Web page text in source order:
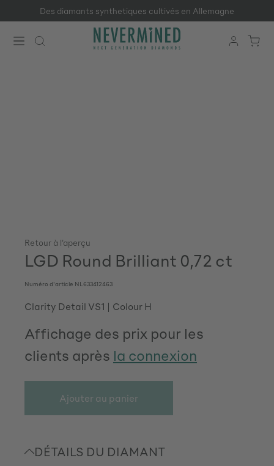
Passer au contenu principal
Des diamants synthetiques cultivés en Allemagne
Retour à l'aperçu
LGD Round Brilliant 0,72 ct
Numéro d'article NL633412463
Clarity Detail VS1 Colour H
Affichage des prix pour les
clients après la connexion
Ajouter au panier
DÉTAILS DU DIAMANT